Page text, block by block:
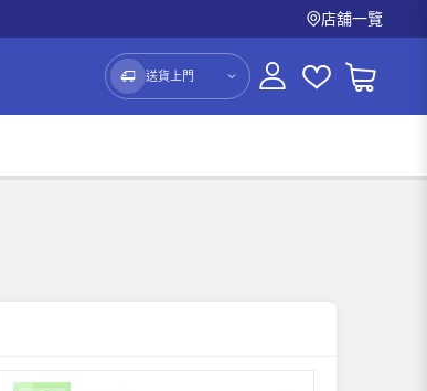
店舖一覽
送貨上門